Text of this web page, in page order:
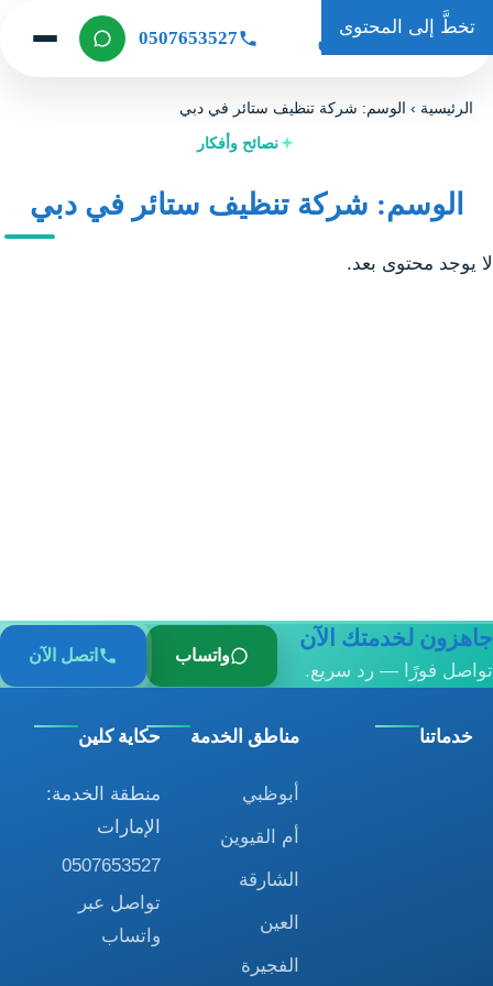
تخطَّ إلى المحتوى
حكاية كلين 0507653527
الرئيسية ›الوسم: شركة تنظيف ستائر في دبي
نصائح وأفكار
الوسم: شركة تنظيف ستائر في دبي
لا يوجد محتوى بعد.
جاهزون لخدمتك الآن
تواصل فورًا — رد سريع.
واتساب اتصل الآن
خدماتنا مناطق الخدمة
أبوظبي
أم القيوين
الشارقة
العين
الفجيرة
حكاية كلين
منطقة الخدمة:
الإمارات
0507653527
تواصل عبر
واتساب